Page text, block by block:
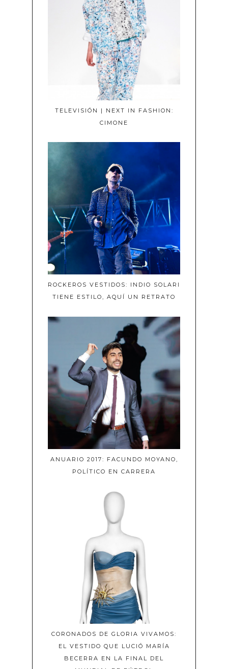
TELEVISIÓN | NEXT IN FASHION:
CIMONE
ROCKEROS VESTIDOS: INDIO SOLARI
TIENE ESTILO, AQUÍ UN RETRATO
ANUARIO 2017: FACUNDO MOYANO,
POLÍTICO EN CARRERA
CORONADOS DE GLORIA VIVAMOS:
EL VESTIDO QUE LUCIÓ MARÍA
BECERRA EN LA FINAL DEL